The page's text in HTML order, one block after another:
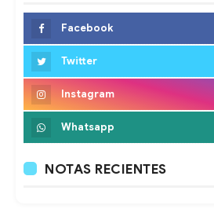
Facebook
Twitter
Instagram
Whatsapp
NOTAS RECIENTES